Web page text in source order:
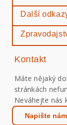
Další
Kontakt
Máte nějaký
stránkách
Neváhejte nás
Napište nám